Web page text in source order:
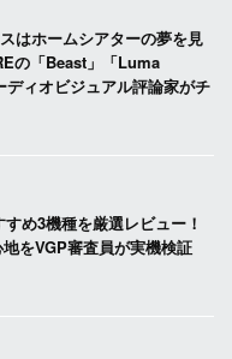
はホームシアターの夢を見
の「Beast」「Luma
ディオビジュアル評論家がチ
め3機種を厳選レビュー！
をVGP審査員が実機検証